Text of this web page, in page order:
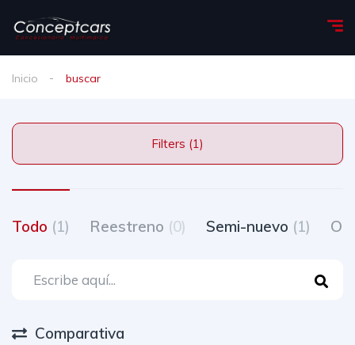
Inicio buscar
Filters (1)
Todo (1) Reestreno (0) Semi-nuevo (1)
Comparativa